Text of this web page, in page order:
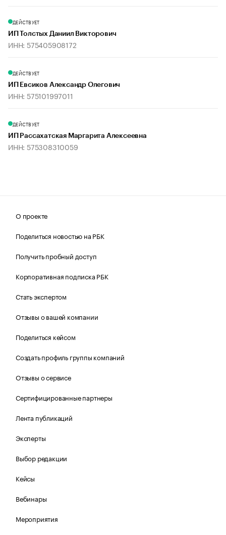
ДЕЙСТВУЕТ
ИП Толстых Даниил Викторович
ИНН: 575405908172
ДЕЙСТВУЕТ
ИП Евсиков Александр Олегович
ИНН: 575101997011
ДЕЙСТВУЕТ
ИП Рассахатская Маргарита Алексеевна
ИНН: 575308310059
О проекте
Поделиться новостью на РБК
Получить пробный доступ
Корпоративная подписка РБК
Стать экспертом
Отзывы о вашей компании
Поделиться кейсом
Создать профиль группы компаний
Отзывы о сервисе
Сертифицированные партнеры
Лента публикаций
Эксперты
Выбор редакции
Кейсы
Вебинары
Мероприятия